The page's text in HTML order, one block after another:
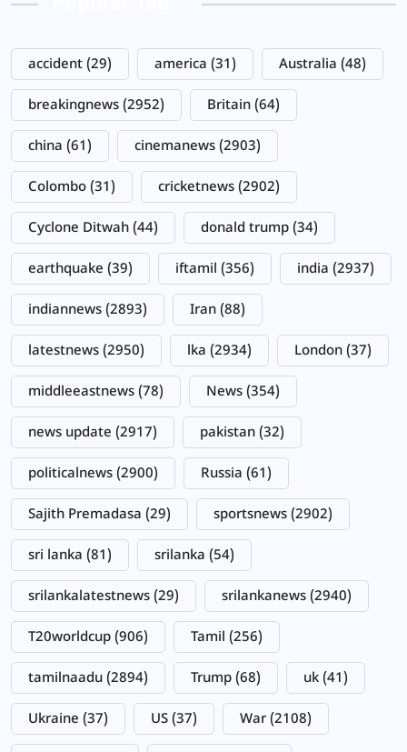
accident (29) america (31) Australia (48)
breakingnews (2952) Britain (64)
china (61) cinemanews (2903)
Colombo (31) cricketnews (2902)
Cyclone Ditwah (44) donald trump (34)
earthquake (39) iftamil (356) india (2937)
indiannews (2893) Iran (88)
latestnews (2950) lka (2934) London (37)
middleeastnews (78) News (354)
news update (2917) pakistan (32)
politicalnews (2900) Russia (61)
Sajith Premadasa (29) sportsnews (2902)
sri lanka (81) srilanka (54)
srilankalatestnews (29) srilankanews (2940)
T20worldcup (906) Tamil (256)
tamilnaadu (2894) Trump (68) uk (41)
Ukraine (37) US (37) War (2108)